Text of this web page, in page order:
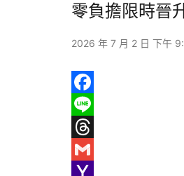
零負擔限時晉
2026 年 7 月 2 日 下午
F
a
c
L
T
G